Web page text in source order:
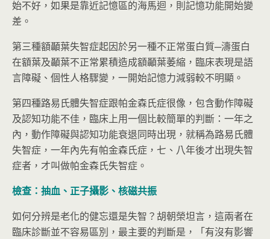
始不好，如果是靠近記憶區的海馬迴，則記憶功能開始變
差。
第三種額顳葉失智症起因於另一種不正常蛋白質─濤蛋白
在額葉及顳葉不正常累積造成額顳葉萎縮，臨床表現是語
言障礙、個性人格驟變，一開始記憶力減弱較不明顯。
第四種路易氏體失智症跟帕金森氏症很像，包含動作障礙
及認知功能不佳，臨床上用一個比較簡單的判斷：一年之
內，動作障礙與認知功能衰退同時出現，就稱為路易氏體
失智症，一年內先有帕金森氏症，七、八年後才出現失智
症者，才叫做帕金森氏失智症。
檢查：抽血、正子攝影、核磁共振
如何分辨是老化的健忘還是失智？胡朝榮坦言，這兩者在
臨床診斷並不容易區別，最主要的判斷是，「有沒有影響